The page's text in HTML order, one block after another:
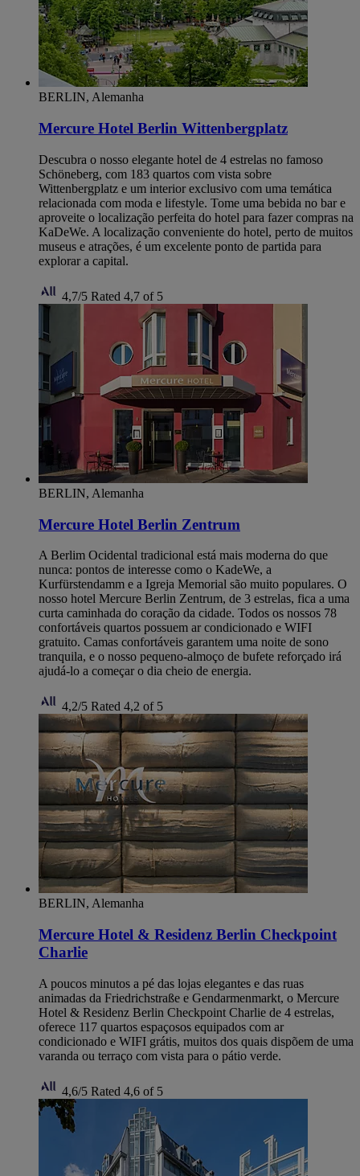
BERLIN, Alemanha
Mercure Hotel Berlin Wittenbergplatz
Descubra o nosso elegante hotel de 4 estrelas no famoso
Schöneberg, com 183 quartos com vista sobre
Wittenbergplatz e um interior exclusivo com uma temática
relacionada com moda e lifestyle. Tome uma bebida no bar e
aproveite o localização perfeita do hotel para fazer compras na
KaDeWe. A localização conveniente do hotel, perto de muitos
museus e atrações, é um excelente ponto de partida para
explorar a capital.
4,7/5 Rated 4,7 of 5
BERLIN, Alemanha
Mercure Hotel Berlin Zentrum
A Berlim Ocidental tradicional está mais moderna do que
nunca: pontos de interesse como o KadeWe, a
Kurfürstendamm e a Igreja Memorial são muito populares. O
nosso hotel Mercure Berlin Zentrum, de 3 estrelas, fica a uma
curta caminhada do coração da cidade. Todos os nossos 78
confortáveis ​​quartos possuem ar condicionado e WIFI
gratuito. Camas confortáveis ​​​​garantem uma noite de sono
tranquila, e o nosso pequeno-almoço de bufete reforçado irá
ajudá-lo a começar o dia cheio de energia.
4,2/5 Rated 4,2 of 5
BERLIN, Alemanha
Mercure Hotel & Residenz Berlin Checkpoint
Charlie
A poucos minutos a pé das lojas elegantes e das ruas
animadas da Friedrichstraße e Gendarmenmarkt, o Mercure
Hotel & Residenz Berlin Checkpoint Charlie de 4 estrelas,
oferece 117 quartos espaçosos equipados com ar
condicionado e WIFI grátis, muitos dos quais dispõem de uma
varanda ou terraço com vista para o pátio verde.
4,6/5 Rated 4,6 of 5